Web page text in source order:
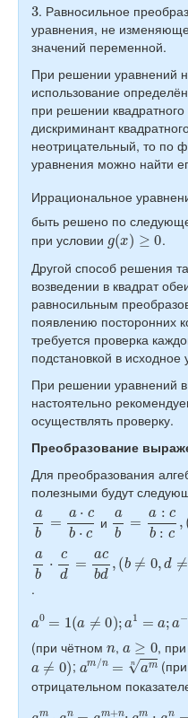
. Равносильное
уравнения, не
значений переменной.
При решении уравнений
использование
при решении
дискриминант
неотрицательный, то по
уравнения можно найти
Иррациональное
быть решено по
при условии g(x)≥0
.
Другой способ решения
возведении в квадрат
равносильным
появлению посторонних
требуется проверка
подстановкой в исходное
При решении уравнений
настоятельно
осуществлять проверку.
Преобразование
Для преобразования
полезными будут
ab cb ⋅c и ab :cb c
ab d bd,
(b 0,d );a c = bc
(b 0,c ,d≠ ); b d= a
(b 0,d );a + m + bm
(m 0)
.
0 a ) 1 a
(при чётном n, ,
a≠0 ) ; am/n= amn (при
отрицательном
m n m+ n; m: =
am n= n; an bn
ab ;a n=(a )n b≠